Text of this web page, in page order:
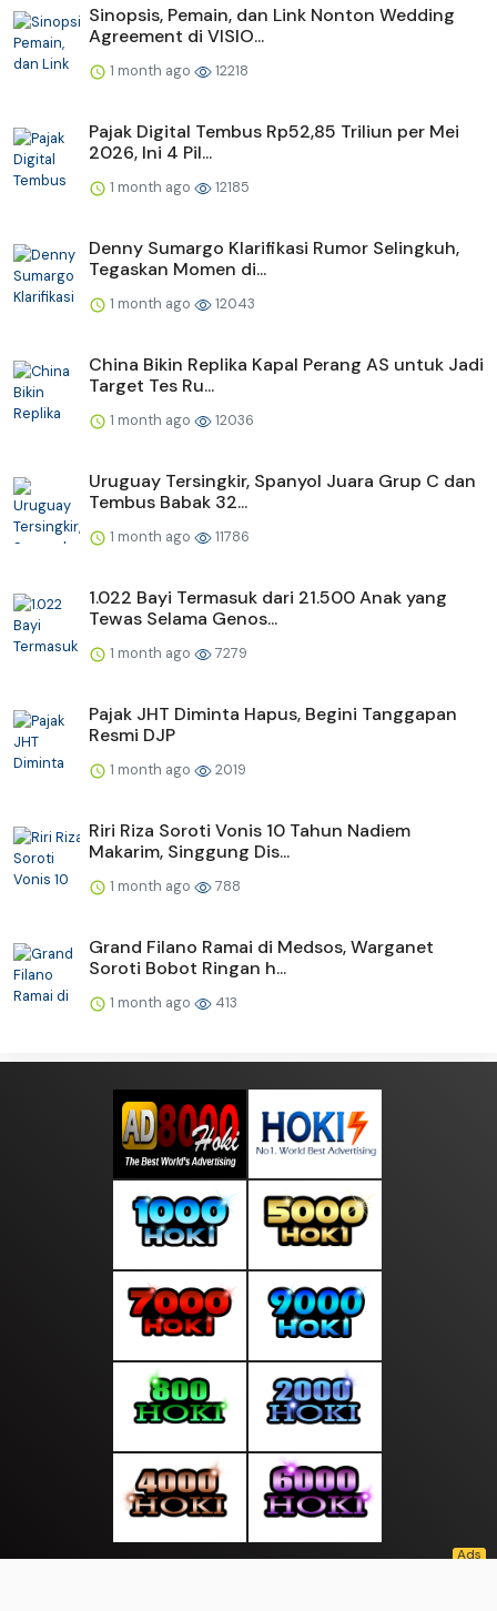
Sinopsis, Pemain, dan Link Nonton Wedding
Agreement di VISIO...
1 month ago 12218
Pajak Digital Tembus Rp52,85 Triliun per Mei
2026, Ini 4 Pil...
1 month ago 12185
Denny Sumargo Klarifikasi Rumor Selingkuh,
Tegaskan Momen di...
1 month ago 12043
China Bikin Replika Kapal Perang AS untuk Jadi
Target Tes Ru...
1 month ago 12036
Uruguay Tersingkir, Spanyol Juara Grup C dan
Tembus Babak 32...
1 month ago 11786
1.022 Bayi Termasuk dari 21.500 Anak yang
Tewas Selama Genos...
1 month ago 7279
Pajak JHT Diminta Hapus, Begini Tanggapan
Resmi DJP
1 month ago 2019
Riri Riza Soroti Vonis 10 Tahun Nadiem
Makarim, Singgung Dis...
1 month ago 788
Grand Filano Ramai di Medsos, Warganet
Soroti Bobot Ringan h...
1 month ago 413